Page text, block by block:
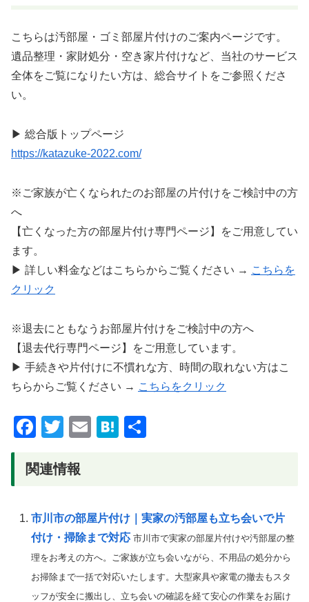
こちらは汚部屋・ゴミ部屋片付けのご案内ページです。
遺品整理・家財処分・空き家片付けなど、当社のサービス
全体をご覧になりたい方は、総合サイトをご参照くださ
い。
▶ 総合版トップページ
https://katazuke-2022.com/
※ご家族が亡くなられたのお部屋の片付けをご検討中の方
へ
【亡くなった方の部屋片付け専門ページ】をご用意してい
ます。
▶ 詳しい料金などはこちらからご覧ください → こちらを
クリック
※退去にともなうお部屋片付けをご検討中の方へ
【退去代行専門ページ】をご用意しています。
▶ 手続きや片付けに不慣れな方、時間の取れない方はこ
ちらからご覧ください → こちらをクリック
F
c
b
o
o
k
T
tt
E
H
a
関連情報
市川市の部屋片付け｜実家の汚部屋も立ち会いで片
付け・掃除まで対応 市川市で実家の部屋片付けや汚部屋の整
理をお考えの方へ。ご家族が立ち会いながら、不用品の処分から
お掃除まで一括で対応いたします。大型家具や家電の撤去もスタ
ッフが安全に搬出し、立ち会いの確認を経て安心の作業をお届け